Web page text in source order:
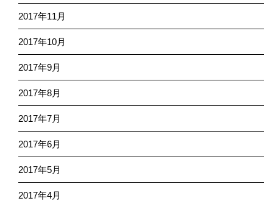
2017年11月
2017年10月
2017年9月
2017年8月
2017年7月
2017年6月
2017年5月
2017年4月